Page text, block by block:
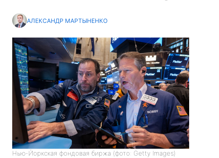
АЛЕКСАНДР МАРТЫНЕНКО
Нью-Йоркская фондовая биржа (фото: Getty Images)